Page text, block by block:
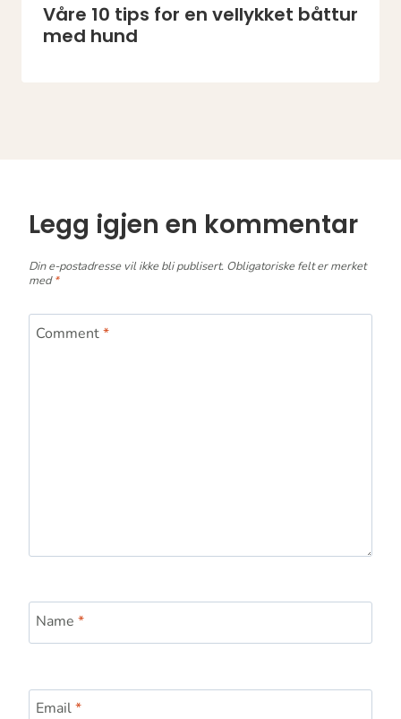
Våre 10 tips for en vellykket båttur
med hund
Legg igjen en kommentar
Din e-postadresse vil ikke bli publisert. Obligatoriske felt er merket
med*
Comment*
Name *
Email*